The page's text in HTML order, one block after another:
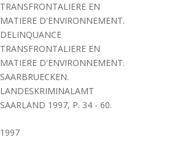
TRANSFRONTALIERE EN
MATIERE D'ENVIRONNEMENT.
DELINQUANCE
TRANSFRONTALIERE EN
MATIERE D'ENVIRONNEMENT.
SAARBRUECKEN.
LANDESKRIMINALAMT
SAARLAND 1997, P. 34 - 60.
1997